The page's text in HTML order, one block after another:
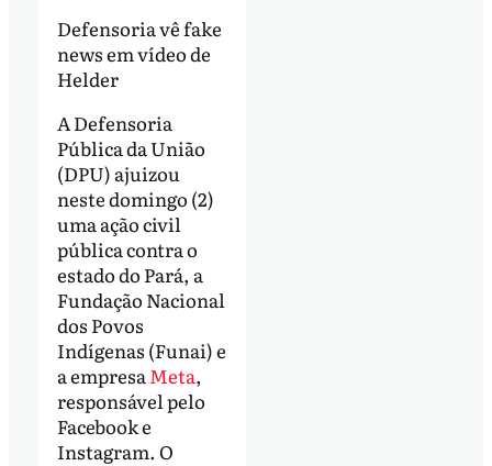
Defensoria vê fake
news em vídeo de
Helder
A Defensoria
Pública da União
(DPU) ajuizou
neste domingo (2)
uma ação civil
pública contra o
estado do Pará, a
Fundação Nacional
dos Povos
Indígenas (Funai) e
a empresaMeta,
responsável pelo
Facebook e
Instagram. O